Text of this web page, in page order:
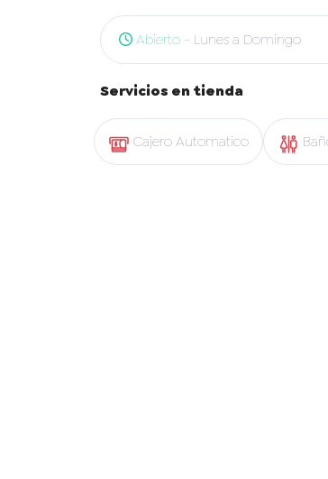
Abierto - Lunes a Domingo
Servicios en tienda
Cajero Automatico